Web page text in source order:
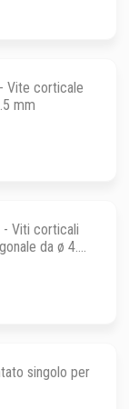
Vite corticale
mm
- Viti corticali
da ø 4.5
singolo per